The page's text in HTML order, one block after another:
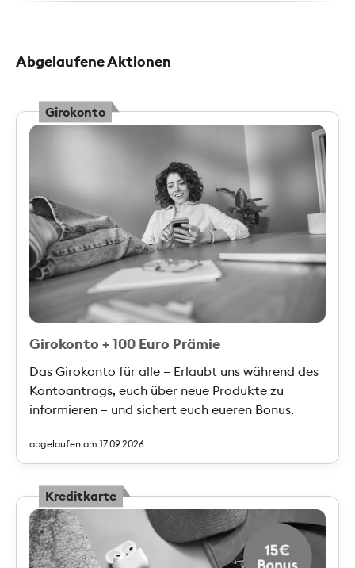
Abgelaufene Aktionen
Girokonto
Girokonto + 100 Euro Prämie
Das Girokonto für alle – Erlaubt uns während des
Kontoantrags, euch über neue Produkte zu
informieren – und sichert euch eueren Bonus.
abgelaufen am 17.09.2026
Kreditkarte